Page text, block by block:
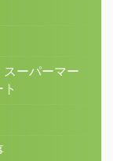
ーパーマー